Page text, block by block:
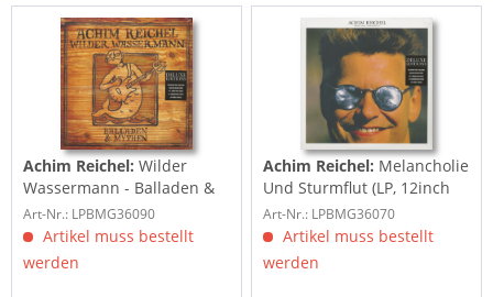
Achim Reichel: Wilder
Wassermann - Balladen &
Mythen (LP,...
Art-Nr.: LPBMG36090
Artikel muss bestellt
werden
Achim Reichel: Melancholie
Und Sturmflut (LP, 12inch
Maxi...
Art-Nr.: LPBMG36070
Artikel muss bestellt
werden